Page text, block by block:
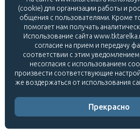
(cookie) для организации работы и
общения с пользователями. Кроме
помогает нам получать
Использование сайта
согласие на прием и передачу
соответствии с этим
несогласия с использованием
произвести соответствующие
же воздержаться от использования
Прекрасно